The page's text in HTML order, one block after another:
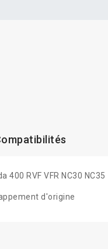
RVF VFR NC30 NC35
d'origine